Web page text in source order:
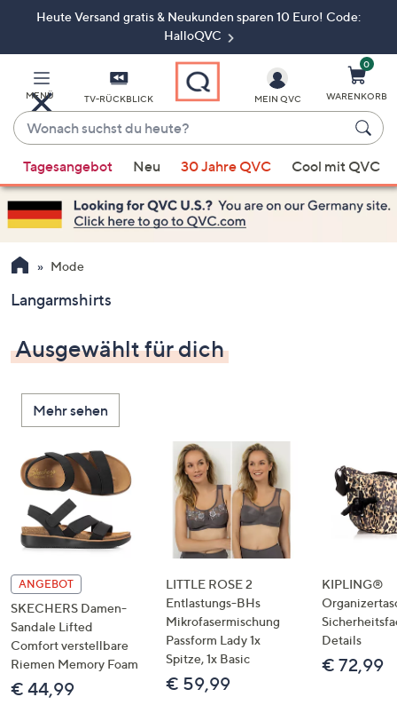
ZumHeute Versand gratis & Neukunden sparen 10 Euro! Code:
HalloQVC
MENÜ TV-RÜCKBLICK
Wonach
suchst
du
heute?
Vorschläge
verfügbar
sind,
verwenden
Sie
Pfeiltasten
oben
und
nach
unten
oder
wischen
Sie
Touch-
Geräten
links
bzw.
rechts,
um
diese
anzuzeigen.
MEIN QVC
0
WARENKORB
Tagesangebot Neu 30 Jahre QVC Cool mit QVC
Mode
Langarmshirts
Ausgewählt für dich
Mehr sehen
ANGEBOT
SKECHERS Damen-
Sandale Lifted
Comfort verstellbare
Riemen Memory Foam
€ 44,99
LITTLE ROSE 2
Entlastungs-BHs
Mikrofasermischung
Passform Lady 1x
Spitze, 1x Basic
€ 59,99
KIPLING®
Details
€ 72,99